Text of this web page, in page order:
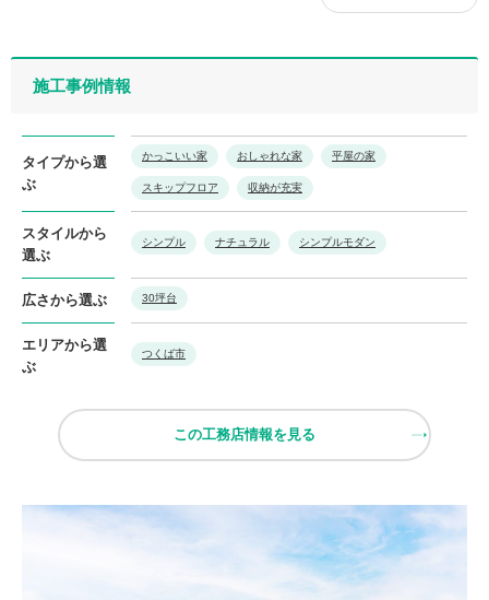
施工事例情報
タイプから選
ぶ
かっこいい家 おしゃれな家 平屋の家
スキップフロア 収納が充実
スタイルから
選ぶ
シンプル ナチュラル シンプルモダン
広さから選ぶ 30坪台
エリアから選
ぶ
つくば市
この工務店情報を見る